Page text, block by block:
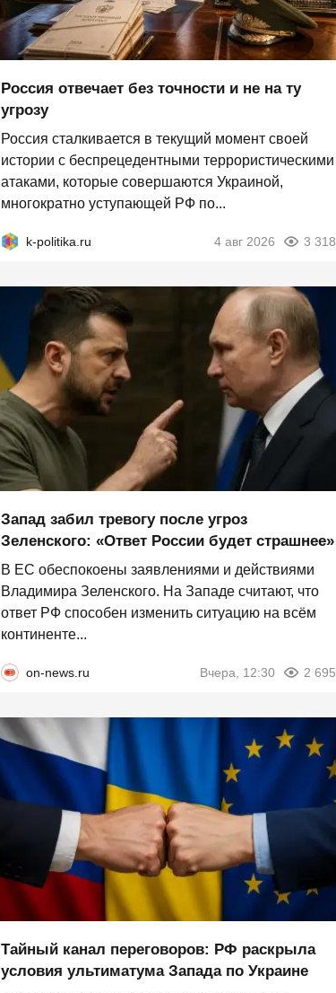
Россия отвечает без точности и не на ту
угрозу
Россия сталкивается в текущий момент своей
истории с беспрецедентными террористическими
атаками, которые совершаются Украиной,
многократно уступающей РФ по...
k-politika.ru 4 авг 2026 3 318
Запад забил тревогу после угроз
Зеленского: «Ответ России будет страшнее»
В ЕС обеспокоены заявлениями и действиями
Владимира Зеленского. На Западе считают, что
ответ РФ способен изменить ситуацию на всём
континенте...
on-news.ru Вчера, 12:30 2 695
Тайный канал переговоров: РФ раскрыла
условия ультиматума Запада по Украине